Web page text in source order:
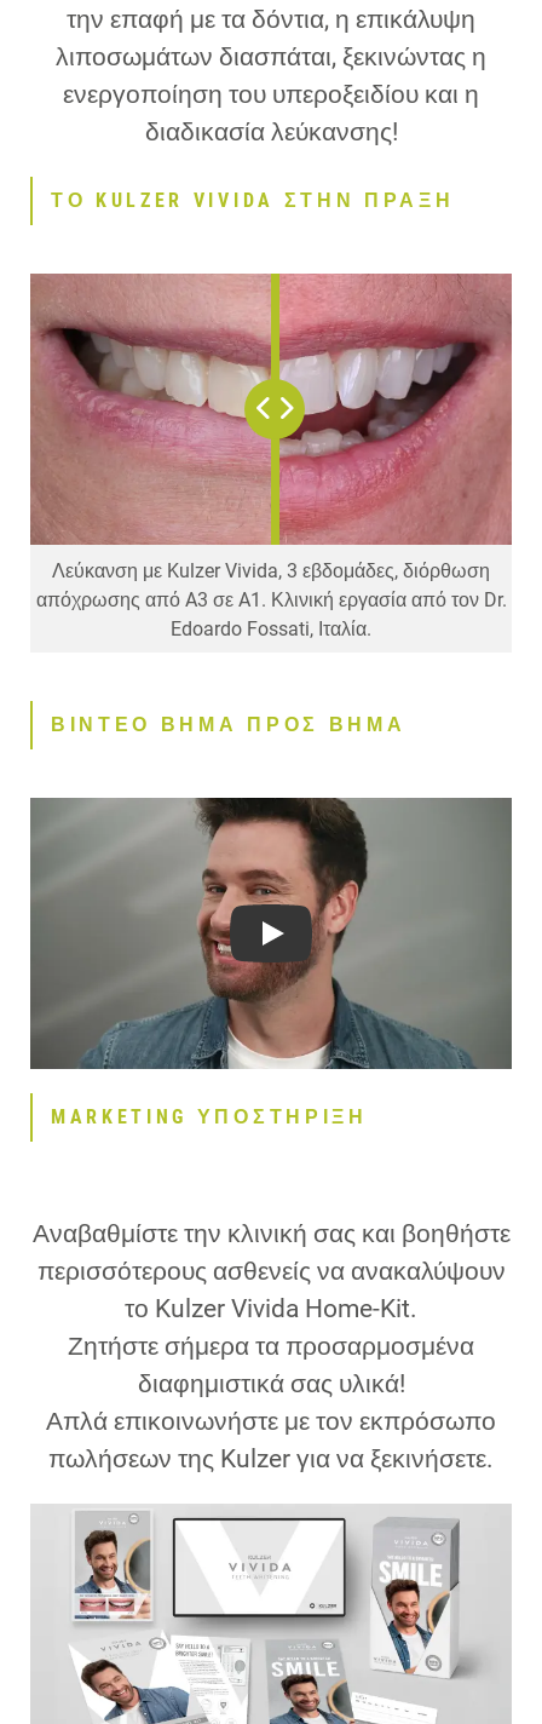
την επαφή με τα δόντια, η επικάλυψη
λιποσωμάτων διασπάται, ξεκινώντας η
ενεργοποίηση του υπεροξειδίου και η
διαδικασία λεύκανσης!
ΤΟ KULZER VIVIDA ΣΤΗΝ ΠΡΑΞΗ
Λεύκανση με Kulzer Vivida, 3 εβδομάδες, διόρθωση
απόχρωσης από A3 σε A1. Κλινική εργασία από τον Dr.
Edoardo Fossati, Ιταλία.
ΒΙΝΤΕΟ ΒΗΜΑ ΠΡΟΣ ΒΗΜΑ
Play
MARKETING ΥΠΟΣΤΗΡΙΞΗ
Αναβαθμίστε την κλινική σας και βοηθήστε
περισσότερους ασθενείς να ανακαλύψουν
το Kulzer Vivida Home-Kit.
Ζητήστε σήμερα τα προσαρμοσμένα
διαφημιστικά σας υλικά!
Απλά επικοινωνήστε με τον εκπρόσωπο
πωλήσεων της Kulzer για να ξεκινήσετε.